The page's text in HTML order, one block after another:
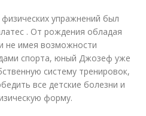
упражнений был
. От рождения обладая
не имея возможности
спорта, юный Джозеф уже
систему тренировок,
все детские болезни и
форму.